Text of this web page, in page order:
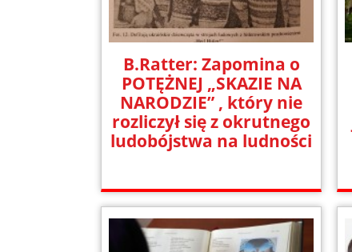
B.Ratter: Zapomina o
POTĘŻNEJ „SKAZIE NA
NARODZIE” , który nie
rozliczył się z okrutnego
ludobójstwa na ludności